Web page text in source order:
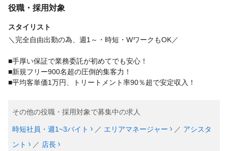
役職・採用対象
スタイリスト
＼完全自由出勤の為、週1～・時短・WワークもOK／
■手厚い保証で業務委託が初めてでも安心！
■新規フリー900名超の圧倒的集客力！
■平均客単価1万円、トリートメント率90％超で安定収入！
その他の役職・採用対象で募集中の求人
時短社員・週1~3バイト ／ エリアマネージャー ／ アシスタ
ント
／ 店長